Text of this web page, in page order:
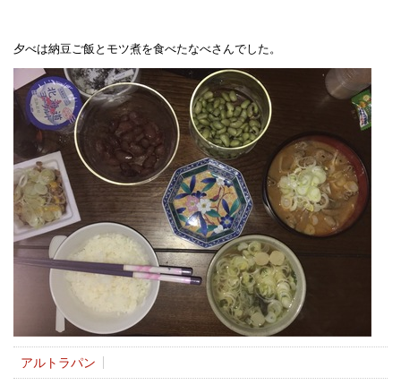
夕べは納豆ご飯とモツ煮を食べたなべさんでした。
アルトラパン